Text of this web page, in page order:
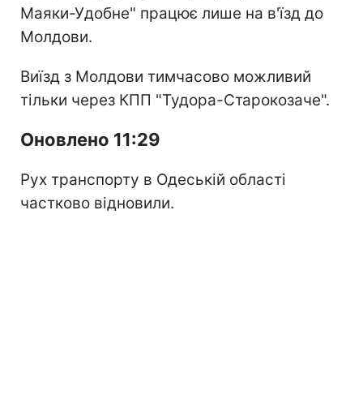
Маяки-Удобне" працює лише на в'їзд до
Молдови.
Виїзд з Молдови тимчасово можливий
тільки через КПП "Тудора-Старокозаче".
Оновлено 11:29
Рух транспорту в Одеській області
частково відновили.